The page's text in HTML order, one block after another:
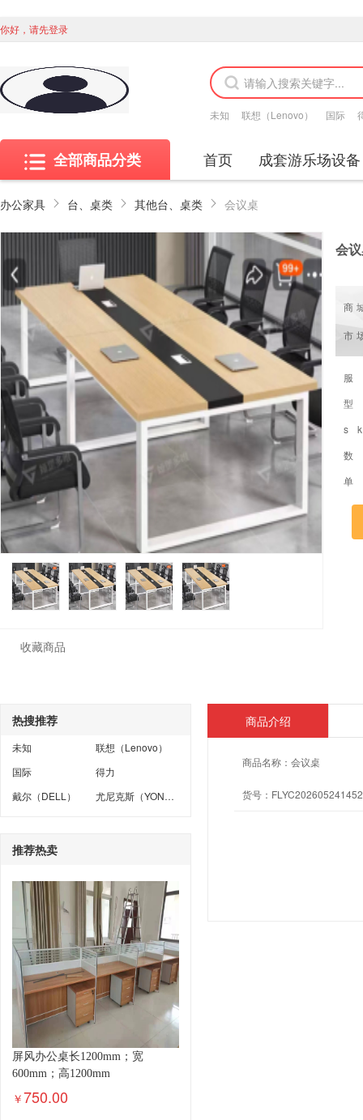
你好，请先登录
未知 联想（Lenovo） 国际
全部商品分类 首页 成套游乐场设备
办公家具 台、桌类 其他台、桌类 会议桌
收藏商品
会
商
市
服
型
s
数
单
热搜推荐
未知
联想（Lenovo）
国际
得力
戴尔（DELL）
尤尼克斯（YONEX）
推荐热卖
屏风办公桌长1200mm；宽
600mm；高1200mm
￥750.00
商品介绍
商品名称： 会议桌
货号：